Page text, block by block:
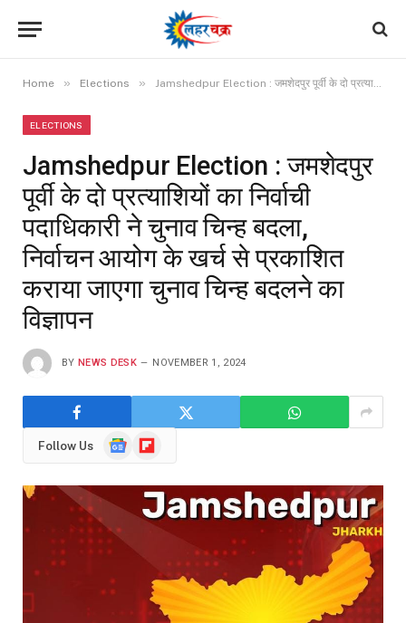
Home » Elections » Jamshedpur Election : जमशेदपुर पूर्वी के दो प्रत्याशियों का निर्वाची पदाधिकारी ने चुनाव चिन्ह बदला, निर्वाचन आयोग के खर्च से प्रकाशित कराया जाएगा चुनाव चिन्‍ह बदलने का विज्ञापन
ELECTIONS
Jamshedpur Election : जमशेदपुर
पूर्वी के दो प्रत्याशियों का निर्वाची
पदाधिकारी ने चुनाव चिन्ह बदला,
निर्वाचन आयोग के खर्च से प्रकाशित
कराया जाएगा चुनाव चिन्‍ह बदलने का
विज्ञापन
BY NEWS DESK NOVEMBER 1, 2024
Follow Us
GoogleFlipboard